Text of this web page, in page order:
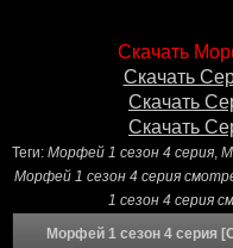
Скачать
Скачать
Скачать
Скачать
Теги: Морфей 1 сезон 4 серия
Морфей 1 сезон 4 серия
1 сезон 4 серия
Морфей 1 сезон 4 серия